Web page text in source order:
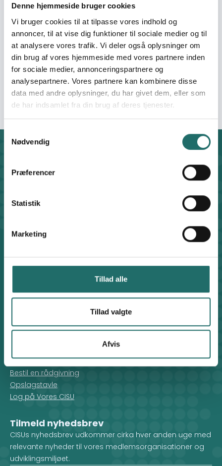
Denne hjemmeside bruger cookies
Vi bruger cookies til at tilpasse vores indhold og
annoncer, til at vise dig funktioner til sociale medier og til
at analysere vores trafik. Vi deler også oplysninger om
din brug af vores hjemmeside med vores partnere inden
for sociale medier, annonceringspartnere og
analysepartnere. Vores partnere kan kombinere disse
data med andre oplysninger, du har givet dem, eller som
de har indsamlet fra din brug af deres tjenester.
Samtykkevalg
Nødvendig
Præferencer
Statistik
Marketing
Tillad alle
Tillad valgte
Afvis
Kontakt:
Asalatpur, Janakpuri, New
Delhi-110058
ray.myles06@gmail.com;
inseda@inforse.org
Organisation: VedvarendeEnergi
Klosterport 4x, 8000 Aarhus
8612 0342
Facebook
Indgiv en klage
Rådgivning
Bestil en rådgivning
Opslagstavle
Log på Vores CISU
Tilmeld nyhedsbrev
CISUs nyhedsbrev udkommer cirka hver anden uge med
relevante nyheder til vores medlemsorganisationer og
udviklingsmiljøet.